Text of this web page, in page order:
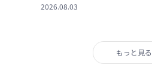
2026.08.03
もっと見る